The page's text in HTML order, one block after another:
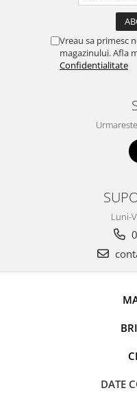
Organizatoare
Perii de curatare
Perii si aparate scame
Stergatoare geam
Uscatoare si standere
Bucatarie si electrocasnice
Masini de carnati si
Accesorii si consumabile
Autocolant de bucatarie
Ceaune
Genti Termoizolante
Vreau sa primesc
magazinului. Afla
Confidentialitate
Luni-
DATE